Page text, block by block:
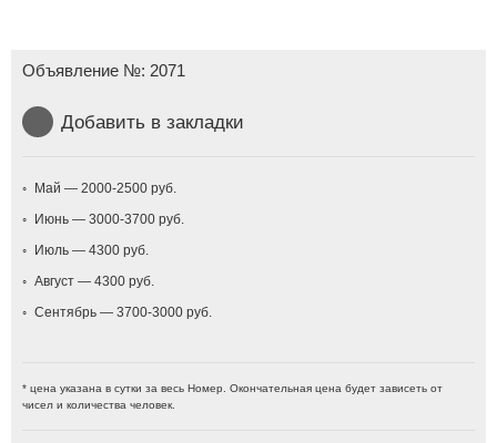
Объявление №: 2071
Добавить в закладки
Май — 2000-2500
Июнь — 3000-3700
Июль — 4300
Август — 4300
Сентябрь — 3700-3000
* цена указана в сутки за весь Номер. Окончательная цена будет зависеть от
чисел и количества человек.